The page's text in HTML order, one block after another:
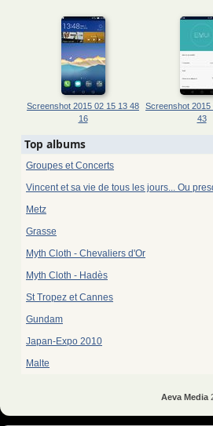
Screenshot 2015 02 15 13 48
16
Screenshot 2015
43
Top albums
Groupes et Concerts
Vincent et sa vie de tous les jours... Ou
Metz
Grasse
Myth Cloth - Chevaliers d'Or
Myth Cloth - Hadès
St Tropez et Cannes
Gundam
Japan-Expo 2010
Malte
Aeva Media